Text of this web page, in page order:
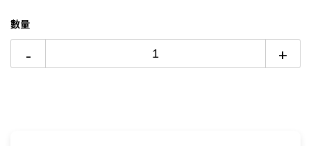
數量
- +